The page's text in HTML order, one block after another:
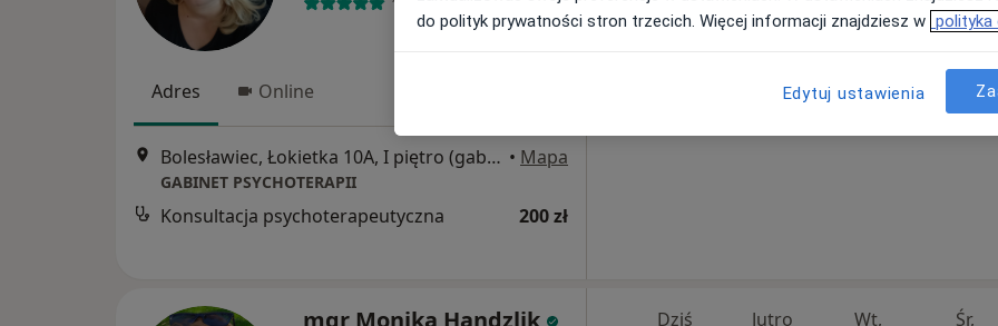
Adres Online
Bolesławiec, Łokietka 10A, I piętro (gab. nr 4), Bolesławiec • Mapa
GABINET PSYCHOTERAPII
Konsultacja psychoterapeutyczna 200 zł
Umawianie online nie jest dostępne
mgr Monika Handzlik Dziś Jutro Wt, Śr,
do polityk prywatności stron trzecich. Więcej informacji znajdziesz w polityka
Edytuj ustawienia